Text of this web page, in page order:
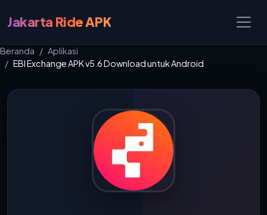
Jakarta Ride APK
Beranda
Aplikasi
EBI Exchange APK v5.6 Download untuk Android